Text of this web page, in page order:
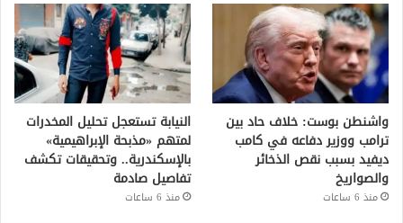
واشنطن بوست: خلاف حاد بين
ترامب ووزير دفاعه في كامب
ديفيد بسبب نقص الذخائر
والصواريخ
منذ 6 ساعات
النيابة تستعجل تحليل المخدرات
لمتهم «مذبحة الإبراهيمية»
بالإسكندرية.. وتحقيقات تكشف
تفاصيل صادمة
منذ 6 ساعات